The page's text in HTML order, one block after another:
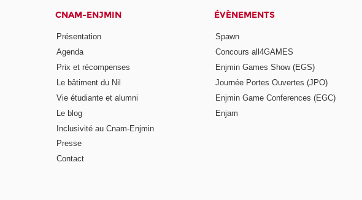
CNAM-ENJMIN
Présentation
Agenda
Prix et récompenses
Le bâtiment du Nil
Vie étudiante et alumni
Le blog
Inclusivité au Cnam-Enjmin
Presse
Contact
ÉVÈNEMENTS
Spawn
Concours all4GAMES
Enjmin Games Show (EGS)
Journée Portes Ouvertes (JPO)
Enjmin Game Conferences (EGC)
Enjam